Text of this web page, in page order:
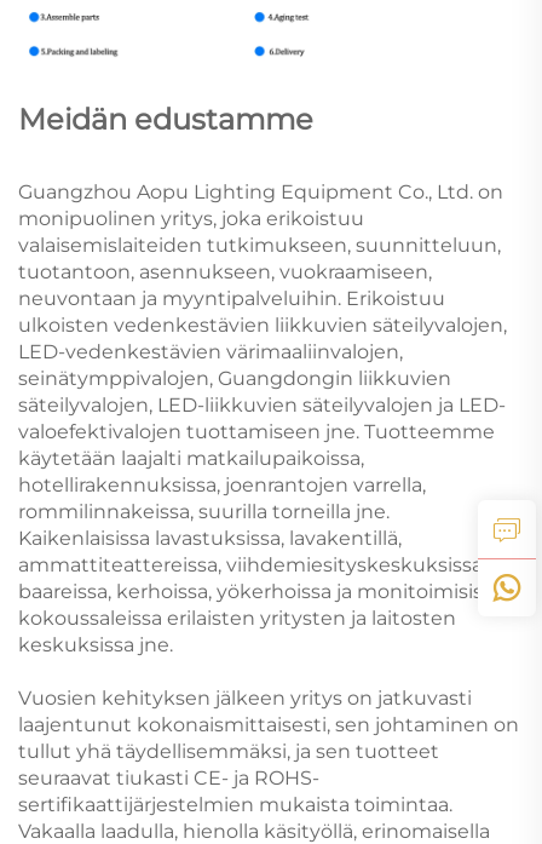
Meidän edustamme
Guangzhou Aopu Lighting Equipment Co., Ltd. on
monipuolinen yritys, joka erikoistuu
valaisemislaiteiden tutkimukseen, suunnitteluun,
tuotantoon, asennukseen, vuokraamiseen,
neuvontaan ja myyntipalveluihin. Erikoistuu
ulkoisten vedenkestävien liikkuvien säteilyvalojen,
LED-vedenkestävien värimaaliinvalojen,
seinätymppivalojen, Guangdongin liikkuvien
säteilyvalojen, LED-liikkuvien säteilyvalojen ja LED-
valoefektivalojen tuottamiseen jne. Tuotteemme
käytetään laajalti matkailupaikoissa,
hotellirakennuksissa, joenrantojen varrella,
rommilinnakeissa, suurilla torneilla jne.
Kaikenlaisissa lavastuksissa, lavakentillä,
ammattiteattereissa, viihdemiesityskeskuksissa,
baareissa, kerhoissa, yökerhoissa ja monitoimisissa
kokoussaleissa erilaisten yritysten ja laitosten
keskuksissa jne.
Vuosien kehityksen jälkeen yritys on jatkuvasti
laajentunut kokonaismittaisesti, sen johtaminen on
tullut yhä täydellisemmäksi, ja sen tuotteet
seuraavat tiukasti CE- ja ROHS-
sertifikaattijärjestelmien mukaista toimintaa.
Vakaalla laadulla, hienolla käsityöllä, erinomaisella